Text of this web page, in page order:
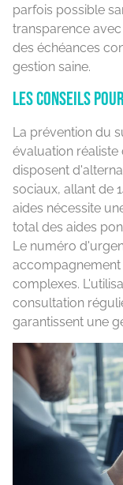
parfois possible
transparence
des échéances
gestion saine.
Les conseils
La prévention du
évaluation réaliste
disposent
sociaux, allant de
aides nécessite
total des aides
Le numéro
accompagnement
complexes.
consultation
garantissent une